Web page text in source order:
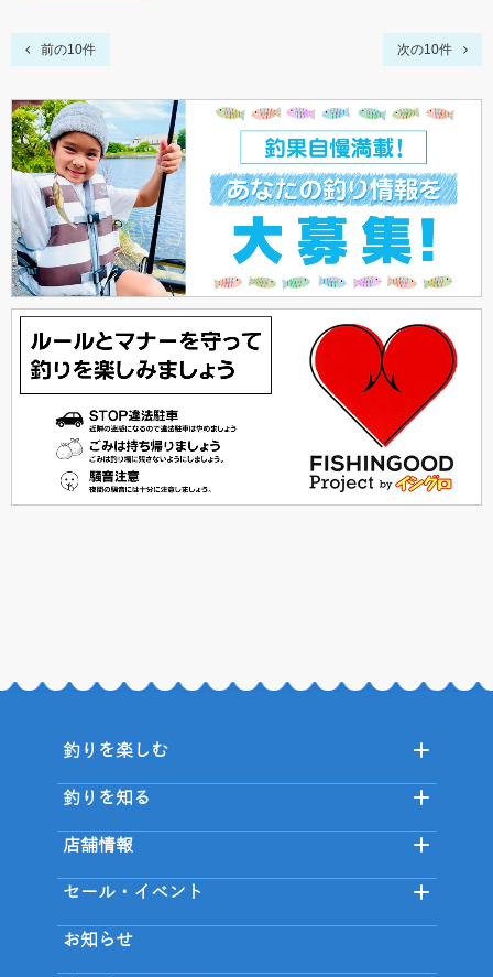
前の10件 次の10件
釣りを楽しむ
釣りを知る
店舗情報
セール・イベント
お知らせ